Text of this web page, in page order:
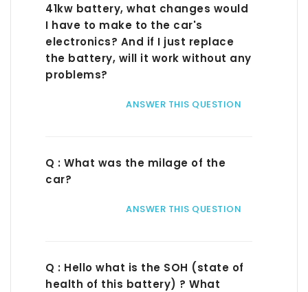
41kw battery, what changes would
I have to make to the car's
electronics? And if I just replace
the battery, will it work without any
problems?
ANSWER THIS QUESTION
Q : What was the milage of the
car?
ANSWER THIS QUESTION
Q : Hello what is the SOH (state of
health of this battery) ? What